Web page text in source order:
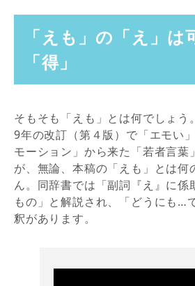
「えも」の「え」は
「得」
そもそも「えも」とは何でしょう
9年の改訂（第４版）で「エモい
モーション」から来た「若者言葉
が、無論、本稿の「えも」とは何
ん。同辞書では「副詞『え』に係
もの」と解説され、「どうにも…
釈があります。